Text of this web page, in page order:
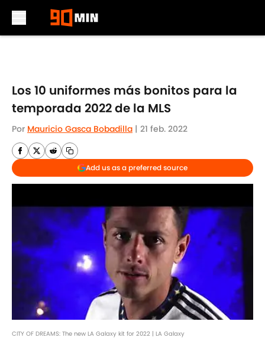
Los 10 uniformes más bonitos para la
temporada 2022 de la MLS
Por Mauricio Gasca Bobadilla | 21 feb. 2022
Add us as a preferred source
CITY OF DREAMS: The new LA Galaxy kit for 2022 | LA Galaxy